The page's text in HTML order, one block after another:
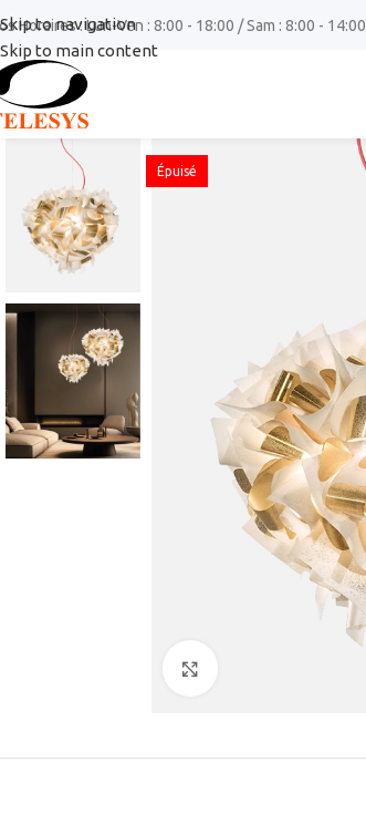
Skip to navigation
Skip to main content
Horaires : Lun-Ven : 8:00 - 18:00 / Sam : 8:00 - 14:00
Épuisé